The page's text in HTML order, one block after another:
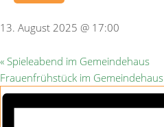
13. August 2025 @ 17:00
« Spieleabend im Gemeindehaus
Frauenfrühstück im Gemeindehaus